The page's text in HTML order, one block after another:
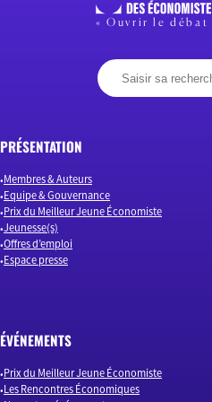
« Ouvrir le débat
PRÉSENTATION
Membres & Auteurs
Equipe & Gouvernance
Prix du Meilleur Jeune Économiste
Jeunesse(s)
Offres d’emploi
Espace presse
ÉVÉNEMENTS
Prix du Meilleur Jeune Économiste
Les Rencontres Économiques